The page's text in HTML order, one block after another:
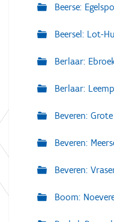
Beerse:
Beersel: Lot-
Berlaar:
Berlaar:
Beveren:
Beveren:
Beveren:
Boom: